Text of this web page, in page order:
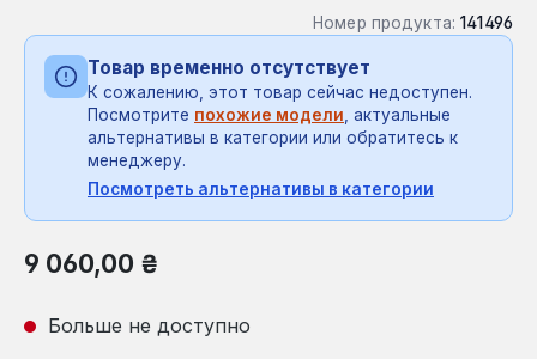
Номер продукта: 141496
Товар временно отсутствует
К сожалению, этот товар сейчас недоступен.
Посмотрите похожие модели , актуальные
альтернативы в категории или обратитесь к
менеджеру.
Посмотреть альтернативы в категории
Обычная цена:
9 060,00 ₴
Больше не доступно